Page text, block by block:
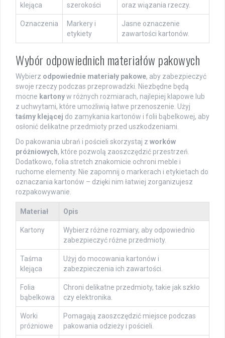
klejąca
szerokości
oraz wiązania rzeczy.
Oznaczenia
Markery i
etykiety
Jasne oznaczenie
zawartości kartonów.
Wybór odpowiednich materiałów pakowych
Wybierz odpowiednie materiały pakowe, aby zabezpieczyć
swoje rzeczy podczas przeprowadzki. Niezbędne będą
mocne kartonyw różnych rozmiarach, najlepiej klapowe lub
z uchwytami, które umożliwią łatwe przenoszenie. Użyj
taśmy klejącej do zamykania kartonów i folii bąbelkowej, aby
osłonić delikatne przedmioty przed uszkodzeniami.
Do pakowania ubrań i pościeli skorzystaj z worków
próżniowych, które pozwolą zaoszczędzić przestrzeń.
Dodatkowo, folia stretch znakomicie ochroni meble i
ruchome elementy. Nie zapomnij o markerach i etykietach do
oznaczania kartonów – dzięki nim łatwiej zorganizujesz
rozpakowywanie.
Materiał Opis
Kartony
Wybierz różne rozmiary, aby odpowiednio
zabezpieczyć różne przedmioty.
Taśma
klejąca
Użyj do mocowania kartonów i
zabezpieczenia ich zawartości.
Folia
bąbelkowa
Chroni delikatne przedmioty, takie jak szkło
czy elektronika.
Worki
próżniowe
Pomagają zaoszczędzić miejsce podczas
pakowania odzieży i pościeli.